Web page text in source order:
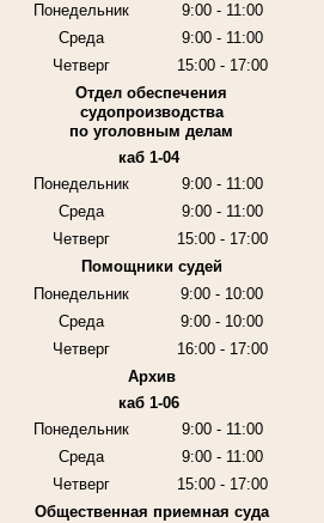
Понедельник
9:00 - 11:00
Среда
9:00 - 11:00
Четверг
15:00 - 17:00
Отдел обеспечения
судопроизводства
по уголовным делам
каб 1-04
Понедельник
9:00 - 11:00
Среда
9:00 - 11:00
Четверг
15:00 - 17:00
Помощники судей
Понедельник
9:00 - 10:00
Среда
9:00 - 10:00
Четверг
16:00 - 17:00
Архив
каб 1-06
Понедельник
9:00 - 11:00
Среда
9:00 - 11:00
Четверг
15:00 - 17:00
Общественная приемная суда